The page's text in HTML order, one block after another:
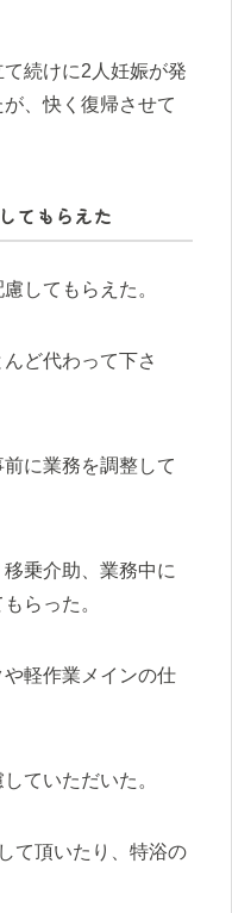
て続けに2人妊娠が発
、快く復帰させて
てもらえた
してもらえた。
ど代わって下さ
に業務を調整して
乗介助、業務中に
らった。
や軽作業メインの仕
ていただいた。
て頂いたり、特浴の